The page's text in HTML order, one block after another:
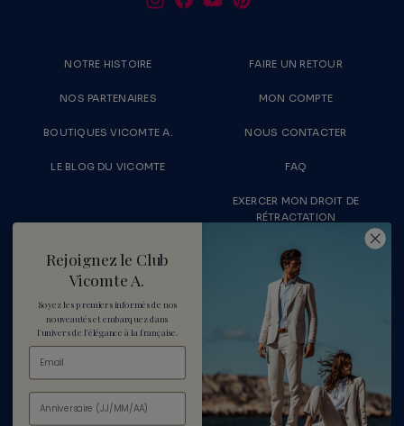
NOTRE HISTOIRE
NOS PARTENAIRES
BOUTIQUES VICOMTE A.
LE BLOG DU VICOMTE
FAIRE UN RETOUR
MON COMPTE
NOUS CONTACTER
FAQ
EXERCER MON DROIT DE
RÉTRACTATION
LIVRAISONS & RETOURS
MENTIONS LÉGALES
CONDITIONS DE VENTE
RECRUTEMENT
PARAMÈTRES DES COOKIES
CONDITIONS D'UTILISATION
Rejoignez le Club
Vicomte A.
Soyez les premiers informés de nos
nouveautéset embarquez dans
l'univers de l'élégance à la française.